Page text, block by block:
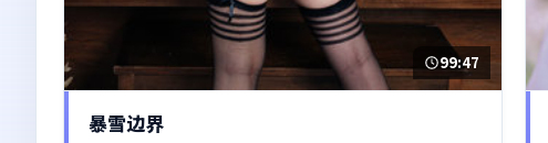
99:47
暴雪边界